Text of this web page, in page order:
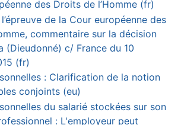
des Droits de l’Homme (fr)
de la Cour européenne des
commentaire sur la décision
(Dieudonné) c/ France du 10
(fr)
: Clarification de la notion
conjoints (eu)
du salarié stockées sur son
: L'employeur peut